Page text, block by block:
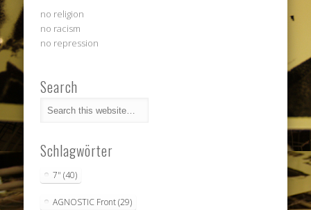
no religion
no racism
no repression
Search
Schlagwörter
7" (40)
AGNOSTIC Front(29)